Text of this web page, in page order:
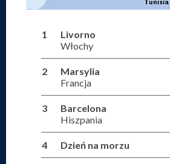
1
Livorno
Włochy
2
Marsylia
Francja
3
Barcelona
Hiszpania
4 Dzień na morzu